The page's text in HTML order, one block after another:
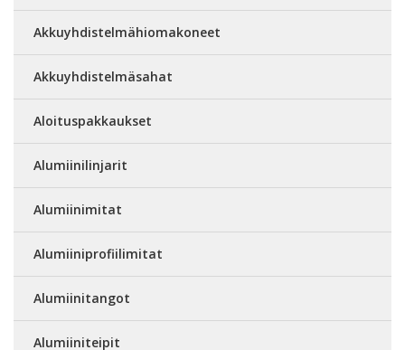
Akkuyhdistelmähiomakoneet
Akkuyhdistelmäsahat
Aloituspakkaukset
Alumiinilinjarit
Alumiinimitat
Alumiiniprofiilimitat
Alumiinitangot
Alumiiniteipit